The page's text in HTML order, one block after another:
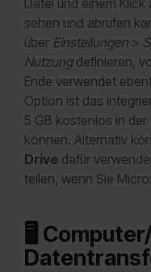
Datei und einem
sehen und abrufen
über Einstellungen >
Nutzungdefinieren,
Ende verwendet
Option ist das
5 GB kostenlos in
können. Alternativ
Drive dafür
teilen, wenn Sie
🖥️